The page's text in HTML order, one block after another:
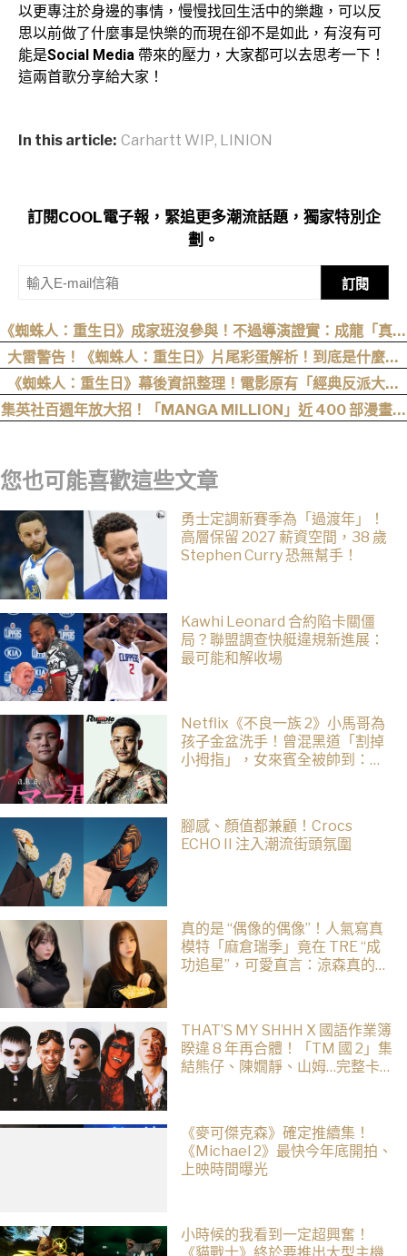
以更專注於身邊的事情，慢慢找回生活中的樂趣，可以反
思以前做了什麼事是快樂的而現在卻不是如此，有沒有可
能是Social Media 帶來的壓力，大家都可以去思考一下！
這兩首歌分享給大家！
In this article: Carhartt WIP, LINION
訂閱COOL電子報，緊追更多潮流話題，獨家特別企
劃。
訂閱
《蜘蛛人：重生日》成家班沒參與！不過導演證實：成龍「真的
有來片場」
大雷警告！《蜘蛛人：重生日》片尾彩蛋解析！到底是什麼意
思？推測這個可能性最高
《蜘蛛人：重生日》幕後資訊整理！電影原有「經典反派大混
戰」，湯姆點名想跟「霹靂火」合作！邁爾斯注定加入 MCU
集英社百週年放大招！「MANGA MILLION」近 400 部漫畫免
您也可能喜歡這些文章
勇士定調新賽季為「過渡年」！
高層保留 2027 薪資空間，38 歲
Stephen Curry 恐無幫手！
Kawhi Leonard 合約陷卡關僵
局？聯盟調查快艇違規新進展：
最可能和解收場
Netflix《不良一族 2》小馬哥為
孩子金盆洗手！曾混黑道「割掉
小拇指」，女來賓全被帥到：超
腳感、顏值都兼顧！Crocs
ECHO II 注入潮流街頭氛圍
真的是 “偶像的偶像”！人氣寫真
模特「麻倉瑞季」竟在 TRE “成
功追星”，可愛直言：涼森真的太
THAT’S MY SHHH X 國語作業簿
睽違 8 年再合體！「TM 國 2」集
結熊仔、陳嫺靜、山姆…完整卡
《麥可傑克森》確定推續集！
《Michael 2》最快今年底開拍、
上映時間曝光
小時候的我看到一定超興奮！